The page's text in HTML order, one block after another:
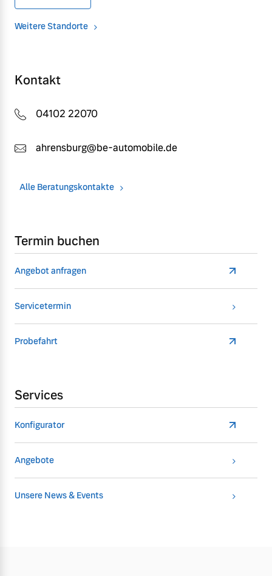
Weitere Standorte
Kontakt
04102 22070
ahrensburg@be-automobile.de
Alle Beratungskontakte
Termin buchen
Angebot anfragen
Servicetermin
Probefahrt
Services
Konfigurator
Angebote
Unsere News & Events